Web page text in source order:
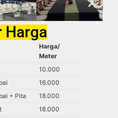
Harga
Harga/
Meter
10.000
16.000
+ Pita
18.000
18.000